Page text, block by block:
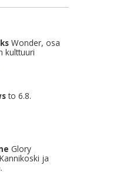
Wonder, osa
kulttuuri
to 6.8.
Glory
ja